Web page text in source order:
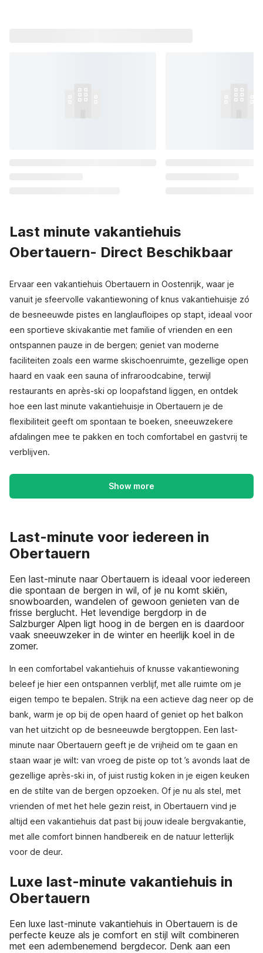
Last minute vakantiehuis
Obertauern- Direct Beschikbaar
Ervaar een vakantiehuis Obertauern in Oostenrijk, waar je
vanuit je sfeervolle vakantiewoning of knus vakantiehuisje zó
de besneeuwde pistes en langlaufloipes op stapt, ideaal voor
een sportieve skivakantie met familie of vrienden en een
ontspannen pauze in de bergen; geniet van moderne
faciliteiten zoals een warme skischoenruimte, gezellige open
haard en vaak een sauna of infraroodcabine, terwijl
restaurants en après-ski op loopafstand liggen, en ontdek
hoe een last minute vakantiehuisje in Obertauern je de
flexibiliteit geeft om spontaan te boeken, sneeuwzekere
afdalingen mee te pakken en toch comfortabel en gastvrij te
verblijven.
Show more
Last-minute voor iedereen in
Obertauern
Een last-minute naar Obertauern is ideaal voor iedereen
die spontaan de bergen in wil, of je nu komt skiën,
snowboarden, wandelen of gewoon genieten van de
frisse berglucht. Het levendige bergdorp in de
Salzburger Alpen ligt hoog in de bergen en is daardoor
vaak sneeuwzeker in de winter en heerlijk koel in de
zomer.
In een comfortabel vakantiehuis of knusse vakantiewoning
beleef je hier een ontspannen verblijf, met alle ruimte om je
eigen tempo te bepalen. Strijk na een actieve dag neer op de
bank, warm je op bij de open haard of geniet op het balkon
van het uitzicht op de besneeuwde bergtoppen. Een last-
minute naar Obertauern geeft je de vrijheid om te gaan en
staan waar je wilt: van vroeg de piste op tot ’s avonds laat de
gezellige après-ski in, of juist rustig koken in je eigen keuken
en de stilte van de bergen opzoeken. Of je nu als stel, met
vrienden of met het hele gezin reist, in Obertauern vind je
altijd een vakantiehuis dat past bij jouw ideale bergvakantie,
met alle comfort binnen handbereik en de natuur letterlijk
voor de deur.
Luxe last-minute vakantiehuis in
Obertauern
Een luxe last-minute vakantiehuis in Obertauern is de
perfecte keuze als je comfort en stijl wilt combineren
met een adembenemend bergdecor. Denk aan een